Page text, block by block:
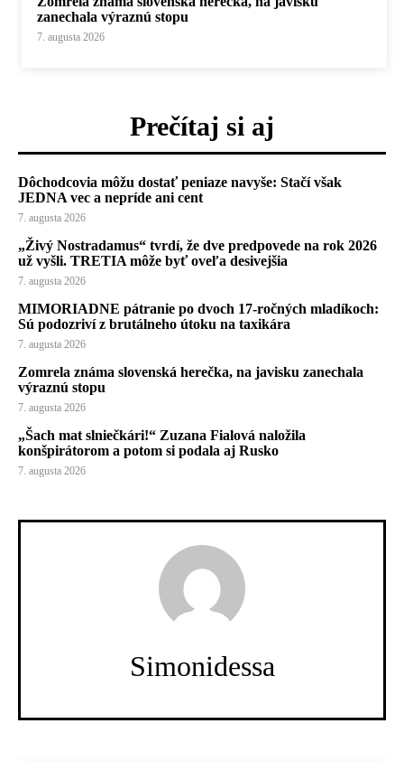
zanechala výraznú stopu
7. augusta 2026
Prečítaj si aj
Dôchodcovia môžu dostať peniaze navyše: Stačí však
JEDNA vec a nepríde ani cent
7. augusta 2026
„Živý Nostradamus“ tvrdí, že dve predpovede na rok 2026
už vyšli. TRETIA môže byť oveľa desivejšia
7. augusta 2026
MIMORIADNE pátranie po dvoch 17-ročných mladíkoch:
Sú podozriví z brutálneho útoku na taxikára
7. augusta 2026
Zomrela známa slovenská herečka, na javisku zanechala
výraznú stopu
7. augusta 2026
„Šach mat slniečkári!“ Zuzana Fialová naložila
konšpirátorom a potom si podala aj Rusko
7. augusta 2026
Simonidessa